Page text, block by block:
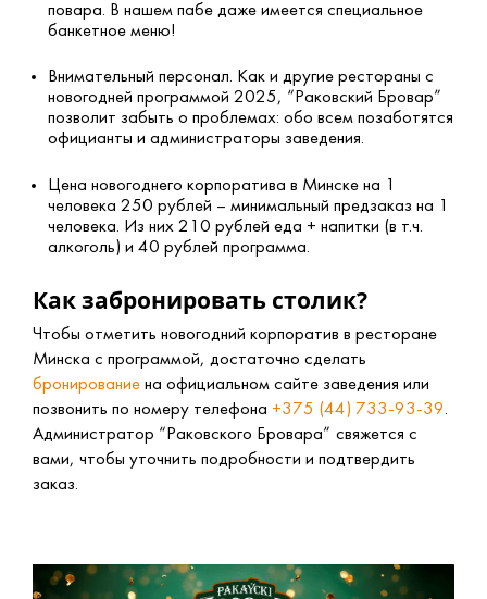
повара. В нашем пабе даже имеется специальное
банкетное меню!
Внимательный персонал. Как и другие рестораны с
новогодней программой 2025, “Раковский Бровар”
позволит забыть о проблемах: обо всем позаботятся
официанты и администраторы заведения.
Цена новогоднего корпоратива в Минске на 1
человека 250 рублей – минимальный предзаказ на 1
человека. Из них 210 рублей еда + напитки (в т.ч.
алкоголь) и 40 рублей программа.
Как забронировать столик?
Чтобы отметить новогодний корпоратив в ресторане
Минска с программой, достаточно сделать
бронирование на официальном сайте заведения или
позвонить по номеру телефона +375 (44) 733-93-39.
Администратор “Раковского Бровара” свяжется с
вами, чтобы уточнить подробности и подтвердить
заказ.